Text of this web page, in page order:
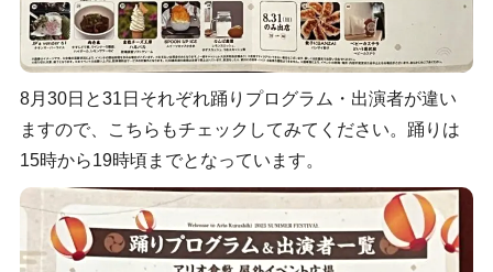
8月30日と31日それぞれ踊りプログラム・出演者が違い
ますので、こちらもチェックしてみてください。踊りは
15時から19時頃までとなっています。